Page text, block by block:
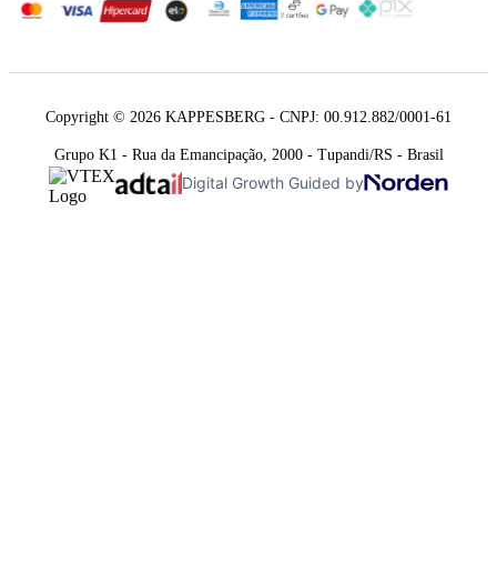
Copyright © 2026 KAPPESBERG - CNPJ: 00.912.882/0001-61
Grupo K1 - Rua da Emancipação, 2000 - Tupandi/RS - Brasil
Digital Growth Guided by